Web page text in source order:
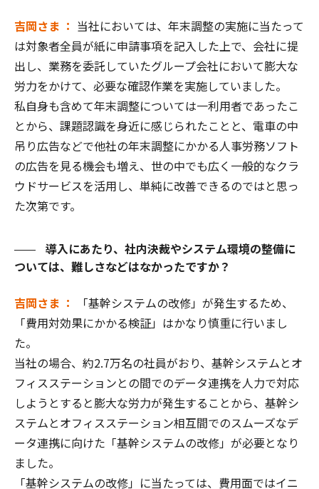
吉岡さま ： 当社においては、年末調整の実施に当たって
は対象者全員が紙に申請事項を記入した上で、会社に提
出し、業務を委託していたグループ会社において膨大な
労力をかけて、必要な確認作業を実施していました。
私自身も含めて年末調整については一利用者であったこ
とから、課題認識を身近に感じられたことと、電車の中
吊り広告などで他社の年末調整にかかる人事労務ソフト
の広告を見る機会も増え、世の中でも広く一般的なクラ
ウドサービスを活用し、単純に改善できるのではと思っ
た次第です。
導入にあたり、社内決裁やシステム環境の整備に
ついては、難しさなどはなかったですか？
吉岡さま ：
「基幹システムの改修」が発生するため、
「費用対効果にかかる検証」はかなり慎重に行いまし
た。
当社の場合、約2.7万名の社員がおり、基幹システムとオ
フィスステーションとの間でのデータ連携を人力で対応
しようとすると膨大な労力が発生することから、基幹シ
ステムとオフィスステーション相互間でのスムーズなデ
ータ連携に向けた「基幹システムの改修」が必要となり
ました。
「基幹システムの改修」に当たっては、費用面ではイニ